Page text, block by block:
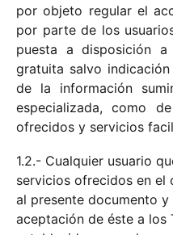
por objeto regular el
por parte de los
puesta a disposición
gratuita salvo
de la información
especializada, como
ofrecidos y servicios
1.2.- Cualquier usuario
servicios ofrecidos en el
al presente documento
aceptación de éste a los